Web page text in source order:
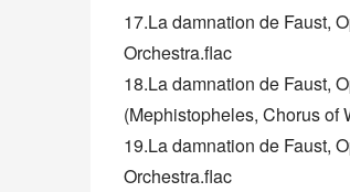
17.La damnation de Faust,
Orchestra.flac
18.La damnation de Faust,
(Mephistopheles, Chorus of
19.La damnation de Faust,
Orchestra.flac